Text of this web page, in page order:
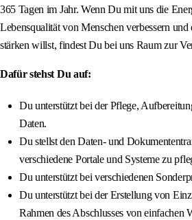
365 Tagen im Jahr. Wenn Du mit uns die
Lebensqualität von Menschen verbessern
stärken willst, findest Du bei uns Raum zur
Dafür stehst Du auf:
Du unterstützt bei der Pflege,
Daten.
Du stellst den Daten- und
verschiedene Portale und Systeme zu
Du unterstützt bei verschiedenen
Du unterstützt bei der Erstellung von
Rahmen des Abschlusses von einfachen